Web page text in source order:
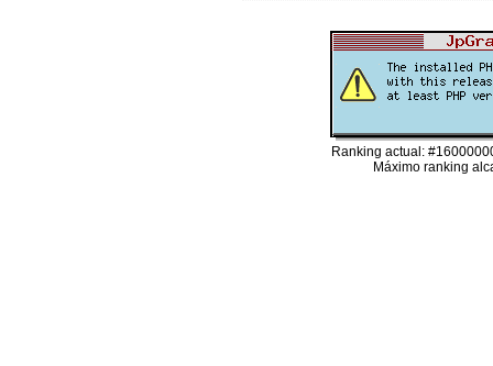
Ranking actual:
Máximo ranking